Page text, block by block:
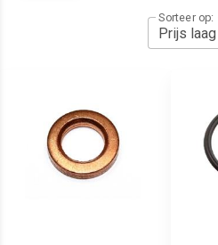
Sorteer op: